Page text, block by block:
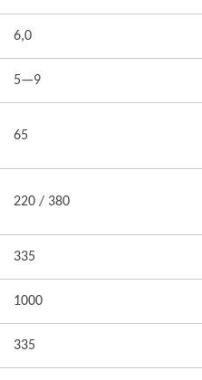
6,0
5—9
65
220 / 380
335
1000
335